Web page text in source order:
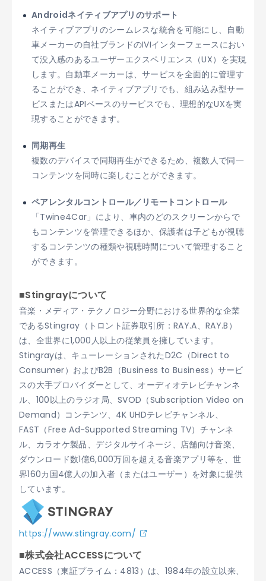
Androidネイティブアプリのサポート
ネイティブアプリのシームレスな統合を可能にし、自動
車メーカーの自社ブランドのIVIインターフェースにおい
て没入感のあるユーザーエクスペリエンス（UX）を実現
します。自動車メーカーは、サービスを全面的に管理す
ることができ、ネイティブアプリでも、組み込み型サー
ビスまたはAPIベースのサービスでも、理想的なUXを実
現することができます。
同期再生
複数のデバイスで同期再生ができるため、複数人で同一
コンテンツを同時に楽しむことができます。
ペアレンタルコントロール／リモートコントロール
「Twine4Car」により、車内のどのスクリーンからで
もコンテンツを管理できるほか、保護者は子どもが視聴
するコンテンツの種類や視聴時間について管理すること
ができます。
■Stingrayについて
音楽・メディア・テクノロジー分野における世界的な企業
であるStingray（トロント証券取引所：RAY.A、RAY.B）
は、全世界に1,000人以上の従業員を擁しています。
Stingrayは、キューレーションされたD2C（Direct to
Consumer）およびB2B（Business to Business）サービ
スの大手プロバイダーとして、オーディオテレビチャンネ
ル、100以上のラジオ局、SVOD（Subscription Video on
Demand）コンテンツ、4K UHDテレビチャンネル、
FAST（Free Ad-Supported Streaming TV）チャンネ
ル、カラオケ製品、デジタルサイネージ、店舗向け音楽、
ダウンロード数1億6,000万回を超える音楽アプリ等を、世
界160カ国4億人の加入者（またはユーザー）を対象に提供
しています。
https://www.stingray.com/
■株式会社ACCESSについて
ACCESS（東証プライム：4813）は、1984年の設立以来、